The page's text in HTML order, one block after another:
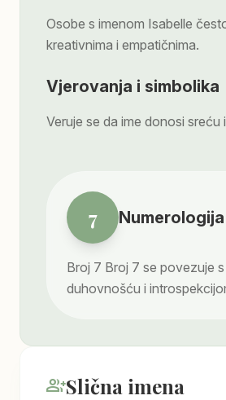
Osobe s imenom Isabelle
kreativnima i empatičnima.
Vjerovanja i simbolika
Veruje se da ime donosi sreću
7 Numerologija
Broj 7 Broj 7 se povezuje s
duhovnošću i
group_addSlična imena